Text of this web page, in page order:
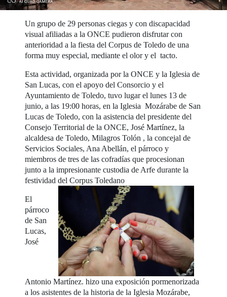
Un grupo de 29 personas ciegas y con discapacidad
visual afiliadas a la ONCE pudieron disfrutar con
anterioridad a la fiesta del Corpus de Toledo de una
forma muy especial, mediante el olor y el tacto.
Esta actividad, organizada por la ONCE y la Iglesia de
San Lucas, con el apoyo del Consorcio y el
Ayuntamiento de Toledo, tuvo lugar el lunes 13 de
junio, a las 19:00 horas, en la Iglesia Mozárabe de San
Lucas de Toledo, con la asistencia del presidente del
Consejo Territorial de la ONCE, José Martínez, la
alcaldesa de Toledo, Milagros Tolón , la concejal de
Servicios Sociales, Ana Abellán, el párroco y
miembros de tres de las cofradías que procesionan
junto a la impresionante custodia de Arfe durante la
festividad del Corpus Toledano
El
párroco
de San
Lucas,
José
Antonio Martínez. hizo una exposición pormenorizada
a los asistentes de la historia de la Iglesia Mozárabe,